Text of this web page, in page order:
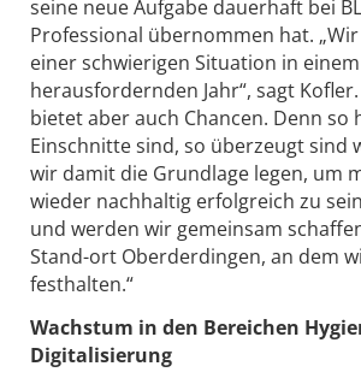
seine neue Aufgabe dauerhaft bei
Professional übernommen hat.
einer schwierigen Situation in
herausfordernden Jahr“, sagt
bietet aber auch Chancen. Denn so
Einschnitte sind, so überzeugt sind
wir damit die Grundlage legen, um
wieder nachhaltig erfolgreich zu
und werden wir gemeinsam
Stand-ort Oberderdingen, an dem
festhalten.“
Wachstum in den Bereichen
Digitalisierung